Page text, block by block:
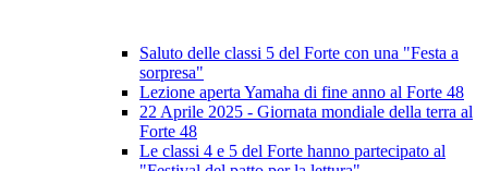
Saluto delle classi 5 del Forte con una "Festa a
sorpresa"
Lezione aperta Yamaha di fine anno al Forte 48
22 Aprile 2025 - Giornata mondiale della terra al
Forte 48
Le classi 4 e 5 del Forte hanno partecipato al